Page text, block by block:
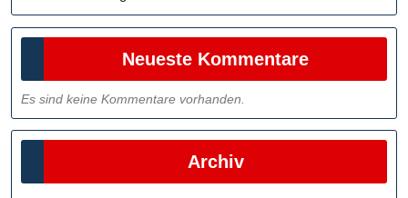
Neueste Kommentare
Es sind keine Kommentare vorhanden.
Archiv